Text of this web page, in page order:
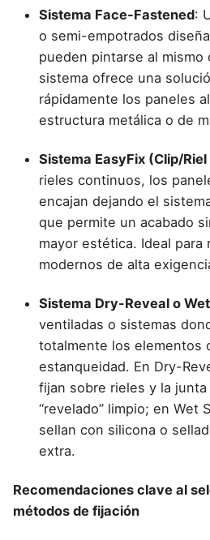
Sistema Face-Fastened:
o semi-empotrados
pueden pintarse al mismo
sistema ofrece una
rápidamente los paneles
estructura metálica o de
Sistema EasyFix (Clip/
rieles continuos, los
encajan dejando el
que permite un acabado
mayor estética. Ideal para
modernos de alta
Sistema Dry-Reveal o
ventiladas o sistemas
totalmente los elementos
estanqueidad. En Dry-
fijan sobre rieles y la
“revelado” limpio; en Wet
sellan con silicona o
extra.
Recomendaciones clave al
métodos de fijación